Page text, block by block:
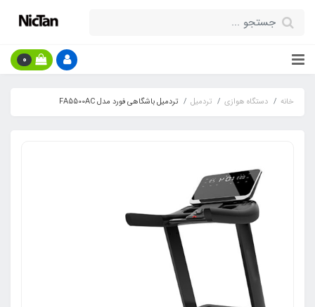
0
خانه دستگاه هوازی تردمیل تردمیل باشگاهی فورد مدل FA5500AC